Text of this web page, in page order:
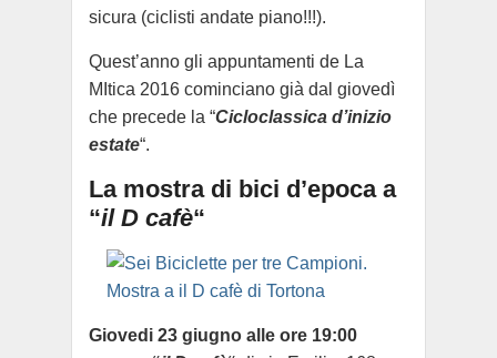
sicura (ciclisti andate piano!!!).
Quest’anno gli appuntamenti de La
MItica 2016 cominciano già dal giovedì
che precede la “Cicloclassica d’inizio
estate“.
La mostra di bici d’epoca a
“il D cafè“
Giovedi 23 giugno alle ore 19:00